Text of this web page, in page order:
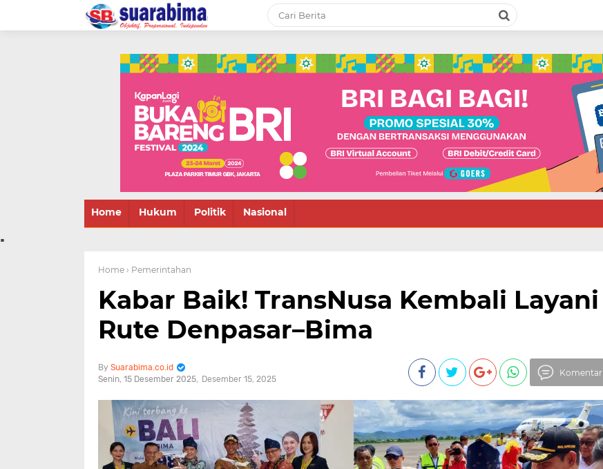
informasi terbaru tentang
Bima dan daerah sekitar
Home Hukum Politik Nasional
.
Home › Pemerintahan
Kabar Baik! TransNusa Kembali Layani
Rute Denpasar–Bima
Suarabima.co.id
Senin, 15 Desember 2025
Desember 15, 2025
Komentar